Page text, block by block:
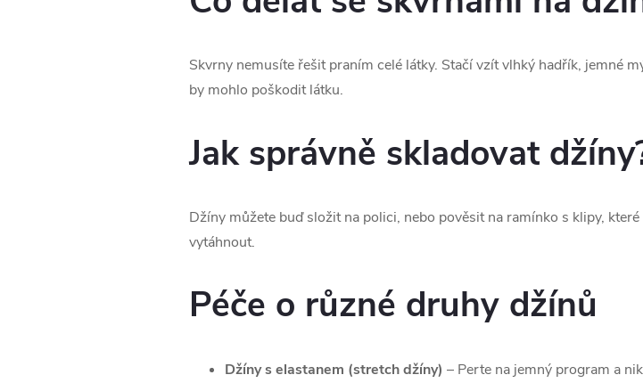
Skvrny nemusíte řešit praním celé látky. Stačí vzít vlhký hadřík, jemné
by mohlo poškodit látku.
Jak správně skladovat
Džíny můžete buď složit na polici, nebo pověsit na ramínko s klipy, které
vytáhnout.
Péče o různé druhy džínů
Džíny s elastanem (stretch džíny) – Perte na jemný program a